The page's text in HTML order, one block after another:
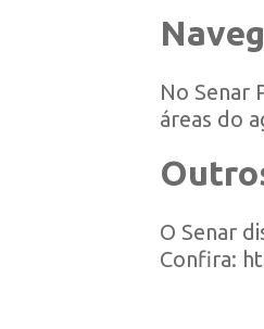
No Senar
áreas do
O Senar
Confira: